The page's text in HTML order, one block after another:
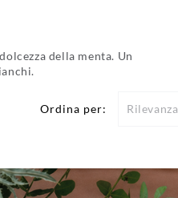
della menta. Un
Ordina per: Rilevanza